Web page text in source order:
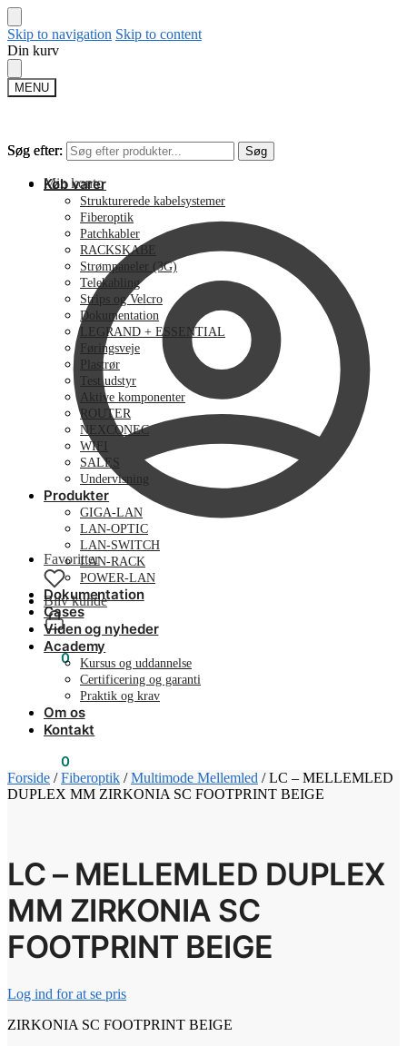
Skip to navigation Skip to content
Din kurv
MENU
Søg efter: Søg
Min konto
Favoritter
Bliv kunde
kr. 0
Søg efter: Søg
Køb varer
Strukturerede kabelsystemer
Fiberoptik
Patchkabler
RACKSKABE
Strømpaneler (3G)
Telekabling
Strips og Velcro
Dokumentation
LEGRAND + ESSENTIAL
Føringsveje
Plastrør
Test udstyr
Aktive komponenter
ROUTER
NEXCONEC
WIFI
SALES
Undervisning
Produkter
GIGA-LAN
LAN-OPTIC
LAN-SWITCH
LAN-RACK
POWER-LAN
Dokumentation
Cases
Viden og nyheder
Academy
Kursus og uddannelse
Certificering og garanti
Praktik og krav
Om os
Kontakt
0
Forside /Fiberoptik /Multimode Mellemled /LC – MELLEMLED
DUPLEX MM ZIRKONIA SC FOOTPRINT BEIGE
LC – MELLEMLED DUPLEX
MM ZIRKONIA SC
FOOTPRINT BEIGE
Log ind for at se pris
ZIRKONIA SC FOOTPRINT BEIGE